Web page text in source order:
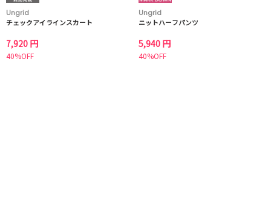
Ungrid
チェックアイラインスカート
7,920 円
40%OFF
Ungrid
ニットハーフパンツ
5,940 円
40%OFF